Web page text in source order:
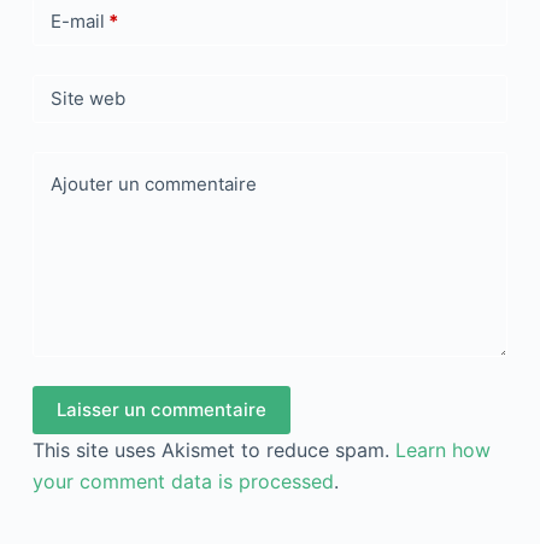
E-mail *
Site web
Ajouter un commentaire
Laisser un commentaire
This site uses Akismet to reduce spam. Learn how
your comment data is processed.